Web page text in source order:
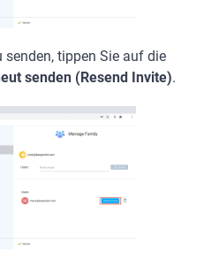
senden, tippen Sie auf die
senden (Resend Invite).